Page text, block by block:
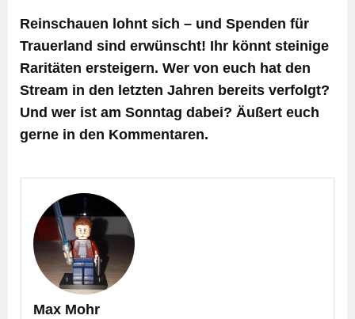
Reinschauen lohnt sich – und Spenden für
Trauerland sind erwünscht! Ihr könnt steinige
Raritäten ersteigern. Wer von euch hat den
Stream in den letzten Jahren bereits verfolgt?
Und wer ist am Sonntag dabei? Äußert euch
gerne in den Kommentaren.
Max Mohr